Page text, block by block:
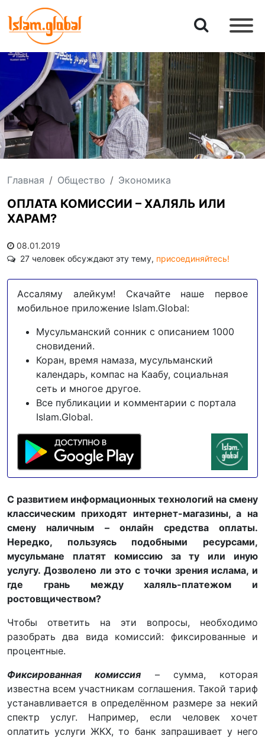
Главная Общество Экономика
ОПЛАТА КОМИССИИ – ХАЛЯЛЬ ИЛИ
ХАРАМ?
08.01.2019
27 человек обсуждают эту тему, присоединяйтесь!
Ассаляму алейкум! Скачайте наше первое
мобильное приложение Islam.Global:
Мусульманский сонник с описанием 1000
сновидений.
Коран, время намаза, мусульманский
календарь, компас на Каабу, социальная
сеть и многое другое.
Все публикации и комментарии с портала
Islam.Global.
С развитием информационных технологий на смену
классическим приходят интернет-магазины, а на
смену наличным – онлайн средства оплаты.
Нередко, пользуясь подобными ресурсами,
мусульмане платят комиссию за ту или иную
услугу. Дозволено ли это с точки зрения ислама, и
где грань между халяль-платежом и
ростовщичеством?
Чтобы ответить на эти вопросы, необходимо
разобрать два вида комиссий: фиксированные и
процентные.
Фиксированная комиссия – сумма, которая
известна всем участникам соглашения. Такой тариф
устанавливается в определённом размере за некий
спектр услуг. Например, если человек хочет
оплатить услуги ЖКХ, то банк запрашивает у него